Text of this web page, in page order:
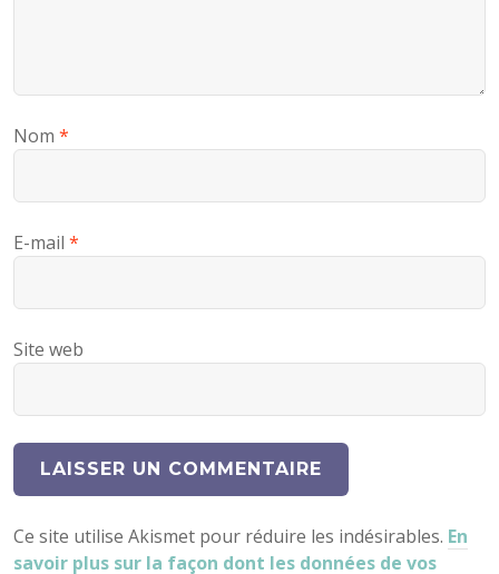
Nom *
E-mail *
Site web
Ce site utilise Akismet pour réduire les indésirables. En
savoir plus sur la façon dont les données de vos